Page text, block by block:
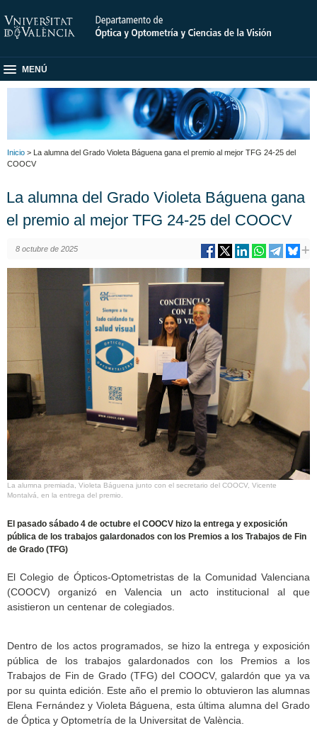
MENÚ
Inicio > La alumna del Grado Violeta Báguena gana el premio al mejor TFG 24-25 del
COOCV
La alumna del Grado Violeta Báguena gana
el premio al mejor TFG 24-25 del COOCV
8 octubre de 2025
La alumna premiada, Violeta Báguena junto con el secretario del COOCV, Vicente
Montalvá, en la entrega del premio.
El pasado sábado 4 de octubre el COOCV hizo la entrega y exposición
pública de los trabajos galardonados con los Premios a los Trabajos de Fin
de Grado (TFG)
El Colegio de Ópticos-Optometristas de la Comunidad Valenciana
(COOCV) organizó en Valencia un acto institucional al que
asistieron un centenar de colegiados.
Dentro de los actos programados, se hizo la entrega y exposición
pública de los trabajos galardonados con los Premios a los
Trabajos de Fin de Grado (TFG) del COOCV, galardón que ya va
por su quinta edición. Este año el premio lo obtuvieron las alumnas
Elena Fernández y Violeta Báguena, esta última alumna del Grado
de Óptica y Optometría de la Universitat de València.